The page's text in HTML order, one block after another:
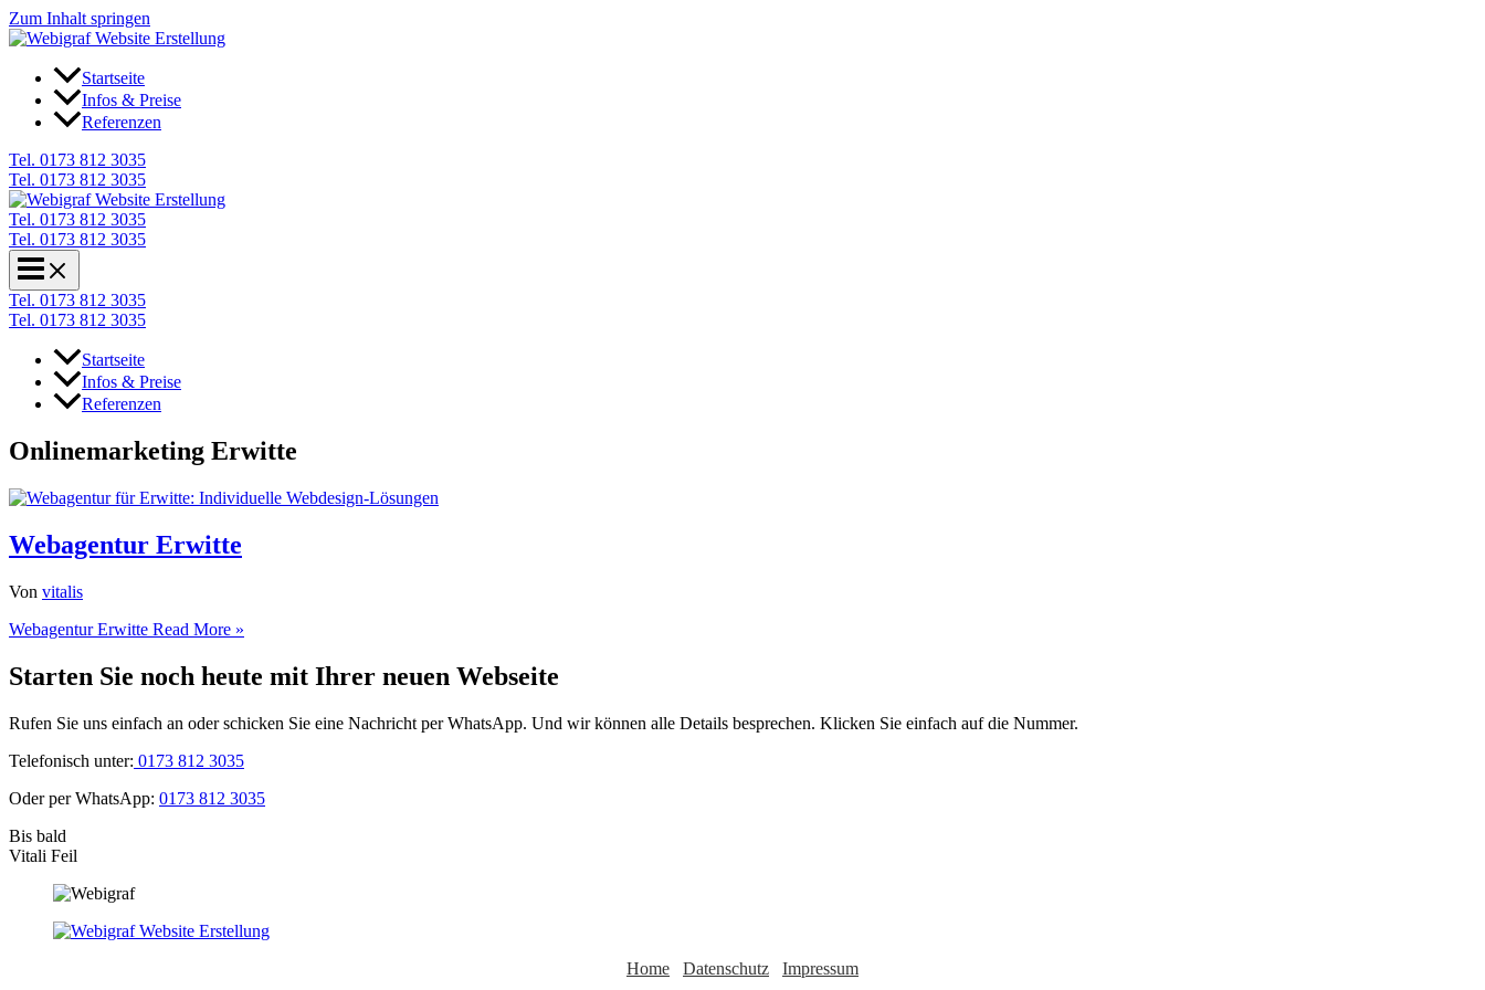
Zum Inhalt springen
Startseite
Infos & Preise
Referenzen
Tel. 0173 812 3035
Tel. 0173 812 3035
Tel. 0173 812 3035
Tel. 0173 812 3035
Tel. 0173 812 3035
Tel. 0173 812 3035
Startseite
Infos & Preise
Referenzen
Onlinemarketing Erwitte
Webagentur Erwitte
Von vitalis
Webagentur Erwitte Read More »
Starten Sie noch heute mit Ihrer neuen Webseite
Rufen Sie uns einfach an oder schicken Sie eine Nachricht per WhatsApp. Und wir können alle Details besprechen. Klicken Sie einfach auf die Nummer.
Telefonisch unter: 0173 812 3035
Oder per WhatsApp: 0173 812 3035
Bis bald
Vitali Feil
Home Datenschutz Impressum